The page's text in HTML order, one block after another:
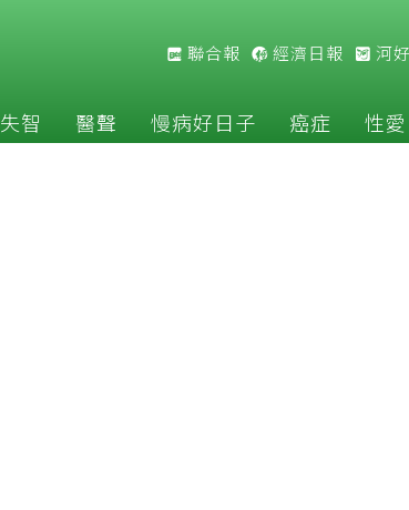
聯合報 經濟日報 河
失智 醫聲 慢病好日子 癌症 性愛